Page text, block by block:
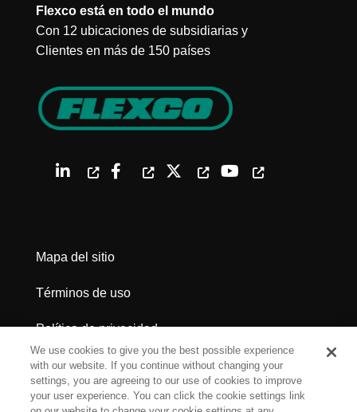
Flexco está en todo el mundo
Con 12 ubicaciones de subsidiarias y
Clientes en más de 150 países
Mapa del sitio
Términos de uso
Política de privacidad
Advertencias legales
Cookie Settings
We use cookies to give you the best possible experience
with our website. If you continue without changing your
settings, you are agreeing to our use of cookies to improve
your user experience. You can click the cookie settings link